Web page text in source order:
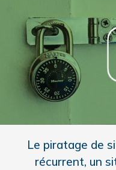
Le piratage de
récurrent, un